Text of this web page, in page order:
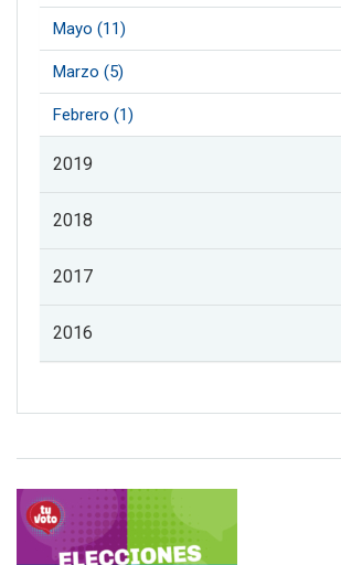
Mayo (11)
Marzo (5)
Febrero (1)
2019
2018
2017
2016